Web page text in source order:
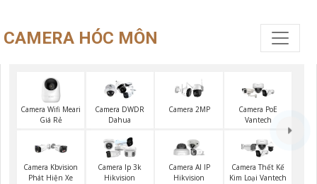
CAMERA HÓC MÔN
Camera Wifi Meari
Giá Rẻ
Camera DWDR
Dahua
Camera 2MP
Camera PoE
Vantech
Camera Kbvision
Phát Hiện Xe
Camera Ip 3k
Hikvision
Camera AI IP
Hikvision
Camera Thết Kế
Kim Loại Vantech